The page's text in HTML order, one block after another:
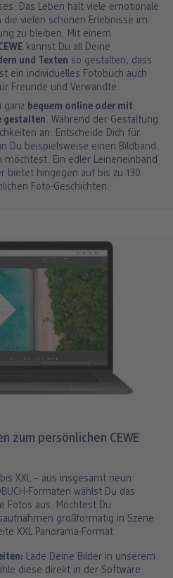
Das Leben hält viele emotionale
vielen schönen Erlebnisse im
zu bleiben. Mit einem
kannst Du all Deine
und Texten so gestalten, dass
ein individuelles Fotobuch auch
Freunde und Verwandte.
ganz bequem online oder mit
gestalten. Während der Gestaltung
an: Entscheide Dich für
Du beispielsweise einen Bildband
Ein edler Leineneinband
bietet hingegen auf bis zu 130
Foto-Geschichten.
zum persönlichen CEWE
XXL – aus insgesamt neun
Formaten wählst Du das
Fotos aus. Möchtest Du
großformatig in Szene
XXL Panorama-Format.
Lade Deine Bilder in unserem
diese direkt in der Software